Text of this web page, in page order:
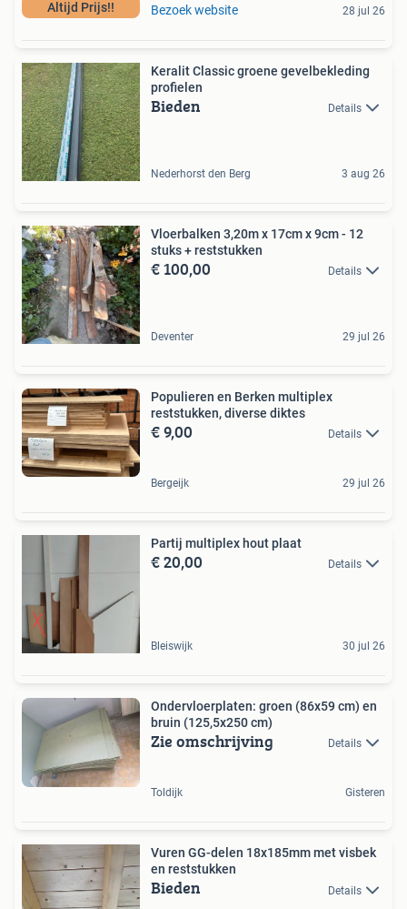
Altijd Prijs!! Bezoek website 28 jul 26
Keralit Classic groene gevelbekleding
profielen
Bieden Details
Nederhorst den Berg 3 aug 26
Vloerbalken 3,20m x 17cm x 9cm - 12
stuks + reststukken
€ 100,00 Details
Deventer 29 jul 26
Populieren en Berken multiplex
reststukken, diverse diktes
€ 9,00 Details
Bergeijk 29 jul 26
Partij multiplex hout plaat
€ 20,00 Details
Bleiswijk 30 jul 26
Ondervloerplaten: groen (86x59 cm) en
bruin (125,5x250 cm)
Zie omschrijving Details
Toldijk Gisteren
Vuren GG-delen 18x185mm met visbek
en reststukken
Bieden Details